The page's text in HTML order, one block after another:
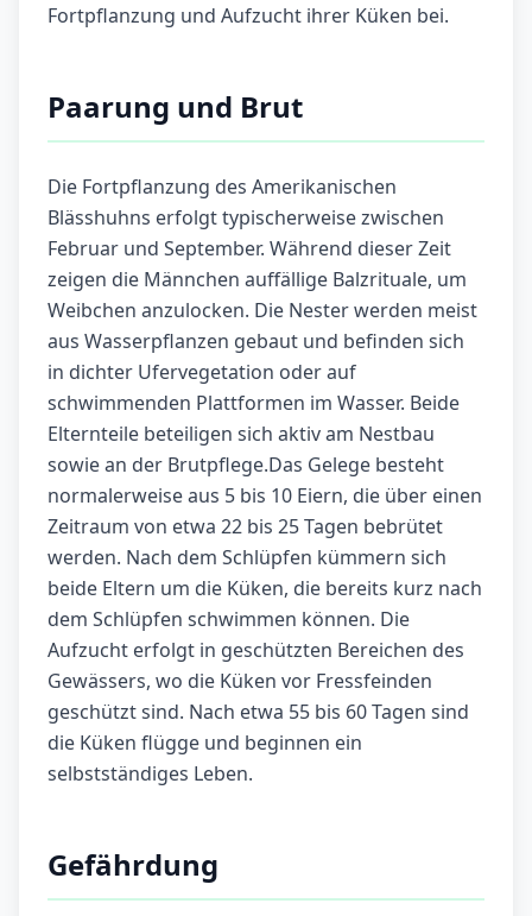
Fortpflanzung und Aufzucht ihrer Küken bei.
Paarung und Brut
Die Fortpflanzung des Amerikanischen
Blässhuhns erfolgt typischerweise zwischen
Februar und September. Während dieser Zeit
zeigen die Männchen auffällige Balzrituale, um
Weibchen anzulocken. Die Nester werden meist
aus Wasserpflanzen gebaut und befinden sich
in dichter Ufervegetation oder auf
schwimmenden Plattformen im Wasser. Beide
Elternteile beteiligen sich aktiv am Nestbau
sowie an der Brutpflege.Das Gelege besteht
normalerweise aus 5 bis 10 Eiern, die über einen
Zeitraum von etwa 22 bis 25 Tagen bebrütet
werden. Nach dem Schlüpfen kümmern sich
beide Eltern um die Küken, die bereits kurz nach
dem Schlüpfen schwimmen können. Die
Aufzucht erfolgt in geschützten Bereichen des
Gewässers, wo die Küken vor Fressfeinden
geschützt sind. Nach etwa 55 bis 60 Tagen sind
die Küken flügge und beginnen ein
selbstständiges Leben.
Gefährdung